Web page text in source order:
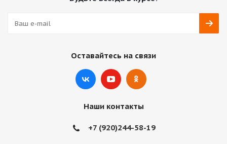
Оставайтесь на связи
Наши контакты
+7 (920)244-58-19